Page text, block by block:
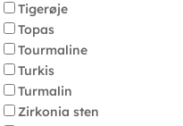
Tigerøje
Topas
Tourmaline
Turkis
Turmalin
Zirkonia sten